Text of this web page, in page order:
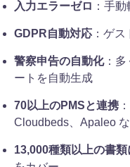
入力エラーゼロ ：手
GDPR自動対応 ：ゲ
警察申告の自動化：多
ートを自動生成
70以上のPMSと連携
Cloudbeds、Apaleo
13,000種類以上の書類